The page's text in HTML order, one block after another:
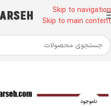
Skip to navigation
Skip to main content
خانه قطعات موبایل تاچ و ال سی دی
ناموجود